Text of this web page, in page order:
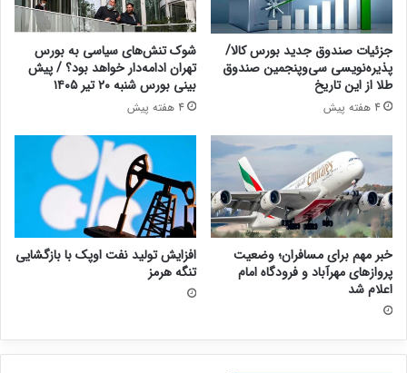
جزئیات صندوق جدید بورس کالا/
پذیره‌نویسی سی‌وپنجمین صندوق
طلا از این تاریخ
4 هفته پیش
شوک تنش‌های سیاسی به بورس
تهران ادامه‌دار خواهد بود؟ / پیش
بینی بورس شنبه ۲۰ تیر ۱۴۰۵
4 هفته پیش
خبر مهم برای مسافران؛ وضعیت
پروازهای مهرآباد و فرودگاه امام
اعلام شد
افزایش تولید نفت اوپک با بازگشایی
تنگه هرمز